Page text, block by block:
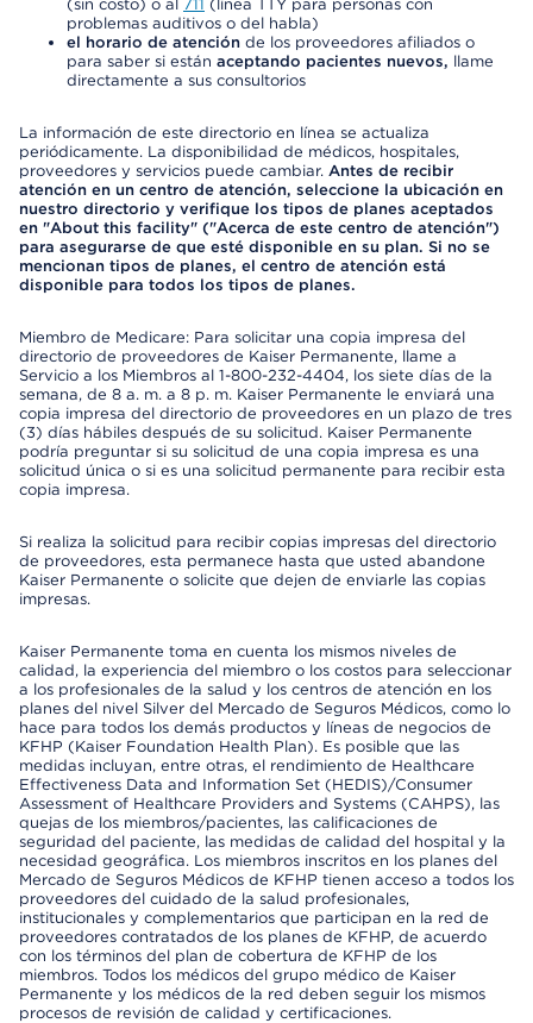
(sin costo) o al 711 (línea TTY para personas con
problemas auditivos o del habla)
el horario de atención de los proveedores afiliados o
para saber si están aceptando pacientes nuevos, llame
directamente a sus consultorios
La información de este directorio en línea se actualiza
periódicamente. La disponibilidad de médicos, hospitales,
proveedores y servicios puede cambiar. Antes de recibir
atención en un centro de atención, seleccione la ubicación en
nuestro directorio y verifique los tipos de planes aceptados
en "About this facility" ("Acerca de este centro de atención")
para asegurarse de que esté disponible en su plan. Si no se
mencionan tipos de planes, el centro de atención está
disponible para todos los tipos de planes.
Miembro de Medicare: Para solicitar una copia impresa del
directorio de proveedores de Kaiser Permanente, llame a
Servicio a los Miembros al 1-800-232-4404, los siete días de la
semana, de 8 a. m. a 8 p. m. Kaiser Permanente le enviará una
copia impresa del directorio de proveedores en un plazo de tres
(3) días hábiles después de su solicitud. Kaiser Permanente
podría preguntar si su solicitud de una copia impresa es una
solicitud única o si es una solicitud permanente para recibir esta
copia impresa.
Si realiza la solicitud para recibir copias impresas del directorio
de proveedores, esta permanece hasta que usted abandone
Kaiser Permanente o solicite que dejen de enviarle las copias
impresas.
Kaiser Permanente toma en cuenta los mismos niveles de
calidad, la experiencia del miembro o los costos para seleccionar
a los profesionales de la salud y los centros de atención en los
planes del nivel Silver del Mercado de Seguros Médicos, como lo
hace para todos los demás productos y líneas de negocios de
KFHP (Kaiser Foundation Health Plan). Es posible que las
medidas incluyan, entre otras, el rendimiento de Healthcare
Effectiveness Data and Information Set (HEDIS)/Consumer
Assessment of Healthcare Providers and Systems (CAHPS), las
quejas de los miembros/pacientes, las calificaciones de
seguridad del paciente, las medidas de calidad del hospital y la
necesidad geográfica. Los miembros inscritos en los planes del
Mercado de Seguros Médicos de KFHP tienen acceso a todos los
proveedores del cuidado de la salud profesionales,
institucionales y complementarios que participan en la red de
proveedores contratados de los planes de KFHP, de acuerdo
con los términos del plan de cobertura de KFHP de los
miembros. Todos los médicos del grupo médico de Kaiser
Permanente y los médicos de la red deben seguir los mismos
procesos de revisión de calidad y certificaciones.